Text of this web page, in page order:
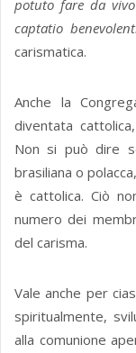
potuto fare da
captatio
carismatica.
Anche la
diventata
Non si può dire
brasiliana o
è cattolica. Ciò
numero dei
del carisma.
Vale anche per
spiritualmente,
alla comunione